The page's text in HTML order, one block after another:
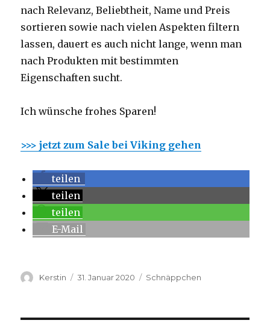
nach Relevanz, Beliebtheit, Name und Preis
sortieren sowie nach vielen Aspekten filtern
lassen, dauert es auch nicht lange, wenn man
nach Produkten mit bestimmten
Eigenschaften sucht.
Ich wünsche frohes Sparen!
>>> jetzt zum Sale bei Viking gehen
teilen
teilen
teilen
E-Mail
Autor
Kerstin
Veröffentlicht
31. Januar 2020 Kategorien
Schnäppchen